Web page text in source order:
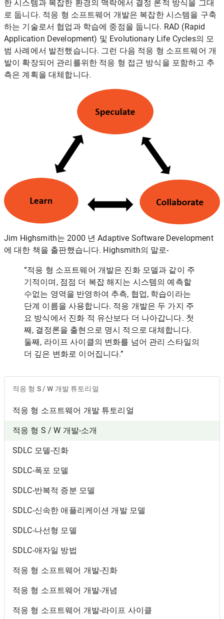
한 시스템과 복잡한 환경의 맥락에서 결정 론적 방식을 그대
로 둡니다. 적응 형 소프트웨어 개발은 ​​복잡한 시스템을 구축
하는 기술로서 협업과 학습에 중점을 둡니다. RAD (Rapid
Application Development) 및 Evolutionary Life Cycles의 모
범 사례에서 발전했습니다. 그런 다음 적응 형 소프트웨어 개
발이 확장되어 관리를위한 적응 형 접근 방식을 포함하고 추
측은 계획을 대체합니다.
Jim Highsmith는 2000 년 Adaptive Software Development
에 대한 책을 출판했습니다. Highsmith의 말로-
“적응 형 소프트웨어 개발은 ​​진화 모델과 같이 주
기적이며, 점점 더 복잡 해지는 시스템의 예측할
수없는 영역을 반영하여 추측, 협업, 학습이라는
단계 이름을 사용합니다. 적응 개발은 두 가지 주
요 방식에서 진화 적 유산보다 더 나아갑니다. 첫
째, 결정론을 출현으로 명시 적으로 대체합니다.
둘째, 라이프 사이클의 변화를 넘어 관리 스타일의
더 깊은 변화로 이어집니다.”
적응 형 S / W 개발 튜토리얼
적응 형 소프트웨어 개발 튜토리얼
적응 형 S / W 개발-소개
SDLC 모델-진화
SDLC-폭포 모델
SDLC-반복적 증분 모델
SDLC-신속한 애플리케이션 개발 모델
SDLC-나선형 모델
SDLC-애자일 방법
적응 형 소프트웨어 개발-진화
적응 형 소프트웨어 개발-개념
적응 형 소프트웨어 개발-라이프 사이클